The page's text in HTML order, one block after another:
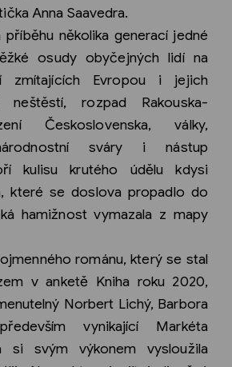
Anna Saavedra.
několika generací jedné
osudy obyčejných lidí na
zmítajících Evropou i jejich
neštěstí, rozpad Rakouska-
Československa, války,
sváry i nástup
kulisu krutého údělu kdysi
které se doslova propadlo do
hamižnost vymazala z mapy
románu, který se stal
v anketě Kniha roku 2020,
Norbert Lichý, Barbora
vynikající Markéta
si svým výkonem vysloužila